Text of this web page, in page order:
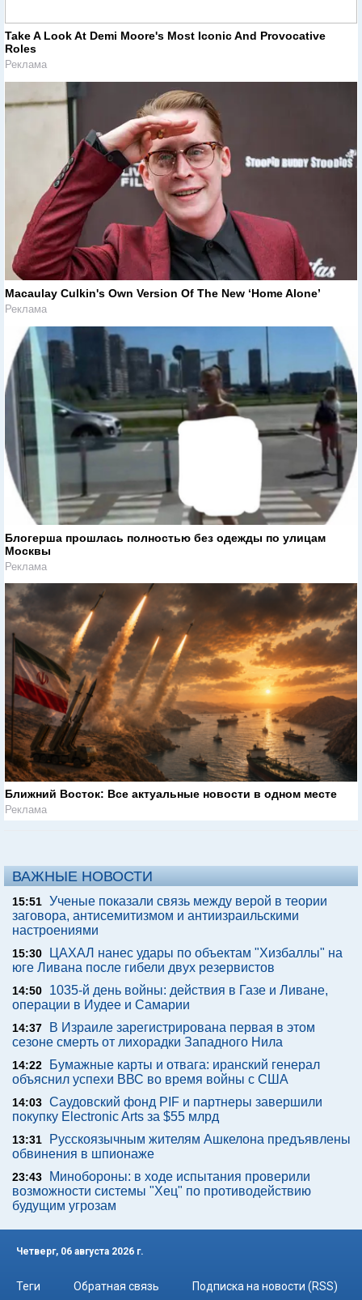
Take A Look At Demi Moore's Most Iconic And Provocative
Roles
Реклама
Macaulay Culkin's Own Version Of The New ‘Home Alone’
Реклама
Блогерша прошлась полностью без одежды по улицам
Москвы
Реклама
Ближний Восток: Все актуальные новости в одном месте
Реклама
ВАЖНЫЕ НОВОСТИ
15:51 Ученые показали связь между верой в теории
заговора, антисемитизмом и антиизраильскими
настроениями
15:30
ЦАХАЛ нанес удары по объектам "Хизбаллы" на
юге Ливана после гибели двух резервистов
14:50
1035-й день войны: действия в Газе и Ливане,
операции в Иудее и Самарии
14:37
В Израиле зарегистрирована первая в этом
сезоне смерть от лихорадки Западного Нила
14:22
Бумажные карты и отвага: иранский генерал
объяснил успехи ВВС во время войны с США
14:03 Саудовский фонд PIF и партнеры завершили
покупку Electronic Arts за $55 млрд
13:31
Русскоязычным жителям Ашкелона предъявлены
обвинения в шпионаже
23:43
Минобороны: в ходе испытания проверили
возможности системы "Хец" по противодействию
будущим угрозам
Четверг, 06 августа 2026 г.
Теги Обратная связь Подписка на новости (RSS)